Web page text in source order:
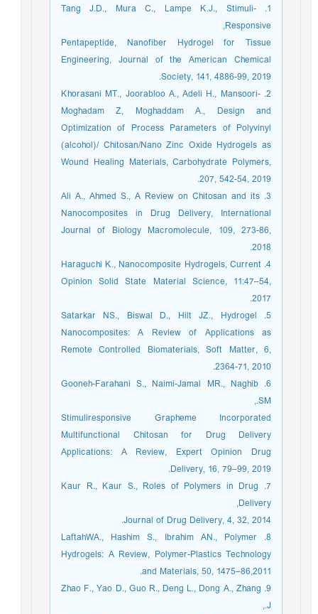
1. Tang J.D., Mura C., Lampe K.J., Stimuli-
Responsive,
Pentapeptide, Nanofiber Hydrogel for Tissue
Engineering, Journal of the American Chemical
Society, 141, 4886-99, 2019.
2. Khorasani MT., Joorabloo A., Adeli H., Mansoori-
Moghadam Z, Moghaddam A., Design and
Optimization of Process Parameters of Polyvinyl
(alcohol)/ Chitosan/Nano Zinc Oxide Hydrogels as
Wound Healing Materials, Carbohydrate Polymers,
207, 542-54, 2019.
3. Ali A., Ahmed S., A Review on Chitosan and its
Nanocomposites in Drug Delivery, International
Journal of Biology Macromolecule, 109, 273-86,
2018.
4. Haraguchi K., Nanocomposite Hydrogels, Current
Opinion Solid State Material Science, 11:47–54,
2017.
5. Satarkar NS., Biswal D., Hilt JZ., Hydrogel
Nanocomposites: A Review of Applications as
Remote Controlled Biomaterials, Soft Matter, 6,
2364-71, 2010.
6. Gooneh-Farahani S., Naimi-Jamal MR., Naghib
SM.,
Stimuliresponsive Grapheme Incorporated
Multifunctional Chitosan for Drug Delivery
Applications: A Review, Expert Opinion Drug
Delivery, 16, 79–99, 2019.
7. Kaur R., Kaur S., Roles of Polymers in Drug
Delivery,
Journal of Drug Delivery, 4, 32, 2014.
8. LaftahWA., Hashim S., Ibrahim AN., Polymer
Hydrogels: A Review, Polymer-Plastics Technology
and Materials, 50, 1475–86,2011.
9. Zhao F., Yao D., Guo R., Deng L., Dong A., Zhang